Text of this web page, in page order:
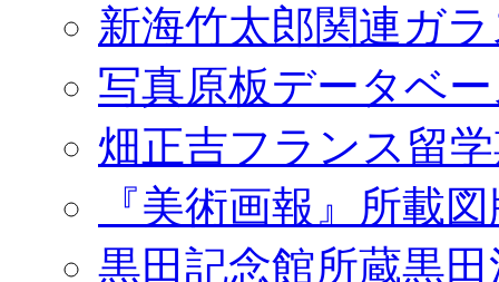
新海竹太郎関連ガ
写真原板データベ
畑正吉フランス留
『美術画報』所載
黒田記念館所蔵黒